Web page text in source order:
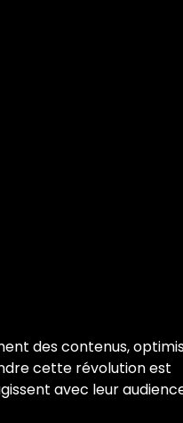
des contenus,
cette révolution est
avec leur